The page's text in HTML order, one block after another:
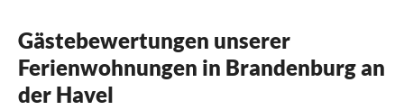
Gästebewertungen unserer
Ferienwohnungen in Brandenburg an
der Havel